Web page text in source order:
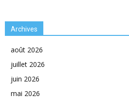
Archives
août 2026
juillet 2026
juin 2026
mai 2026